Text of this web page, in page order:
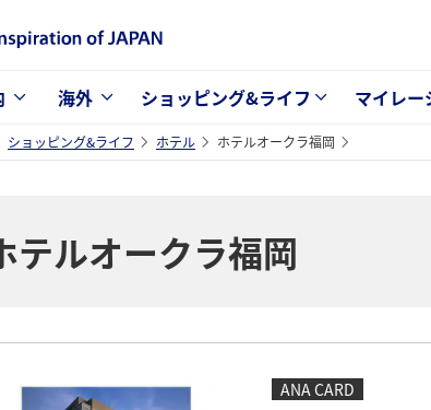
海外 ショッピング&ライフ マイレー
ショッピング&ライフ ホテル ホテルオークラ福岡
テルオークラ福岡
ANA CARD